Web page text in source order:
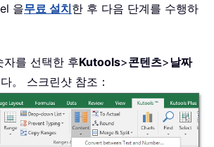
을무료 설치한 후 다음 단계를 수행하
자를 선택한 후Kutools>콘텐츠>날짜
。 스크린샷 참조：